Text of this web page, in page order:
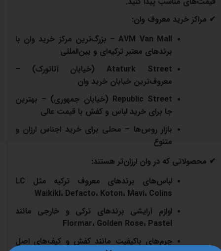
✔ مراکز خرید معروف وان:
AVM Van Mall – بزرگ‌ترین مرکز خرید وان با
برندهای معتبر ترکیه‌ای و بین‌المللی
Ataturk Street (خیابان آتاتورک
) –
معروف‌ترین خیابان خرید وان
Republic Street (خیابان جمهوری
) – بهترین
جا برای خرید لباس و کفش با قیمت عالی
بازار روس‌ها – محلی برای خرید اجناس ارزان و
متنوع
✔ محصولاتی که در وان ارزان‌تر هستند:
لباس‌های برندهای معروف ترکیه مثل LC
Waikiki، Defacto، Koton، Mavi، Colins
لوازم آرایشی برندهای ترکی و خارجی مانند
Flormar، Golden Rose، Pastel
چرم‌های باکیفیت مانند کفش و کیف‌های اصل